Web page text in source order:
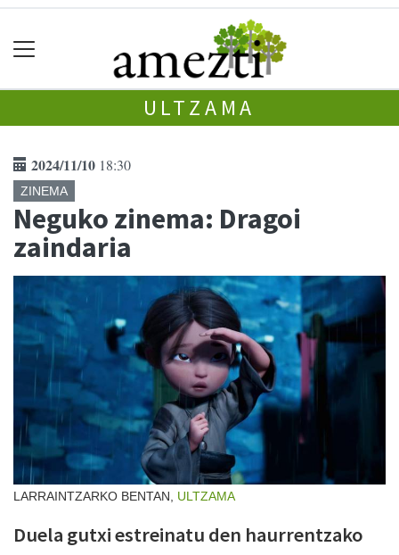
ULTZAMA
2024/11/10 18:30
ZINEMA
Neguko zinema: Dragoi
zaindaria
LARRAINTZARKO BENTAN, ULTZAMA
Duela gutxi estreinatu den haurrentzako